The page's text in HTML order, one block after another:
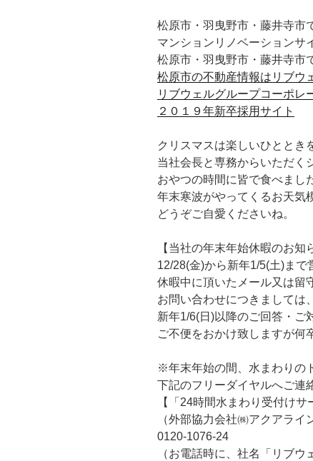
松原市・羽曳野市・藤井寺市
マンションリノベーションサ
松原市・羽曳野市・藤井寺市
松原市の不動産情報は リブウ
リブウェルグループコーポレ
２０１９年新卒採用サイト
クリスマスは楽しいひととき
当社会長と専務からいただく
おやつの時間に皆で食べまし
年末寒波がやってくるお天気
どうぞご自愛くださいね。
【当社の年末年始休暇のお知
12/28(金)から新年1/5(土)まで
休暇中に頂いたメール又は留
お問い合わせにつきましては、
新年1/6(日)以降のご回答・ご
ご不便をおかけ致しますが何
※年末年始の間、水まわりの
下記のフリーダイヤルへご連
【「24時間水まわり受付けサ
（外部協力会社㈱アクアライ
0120-1076-24
（お電話時に、社名「リブウ